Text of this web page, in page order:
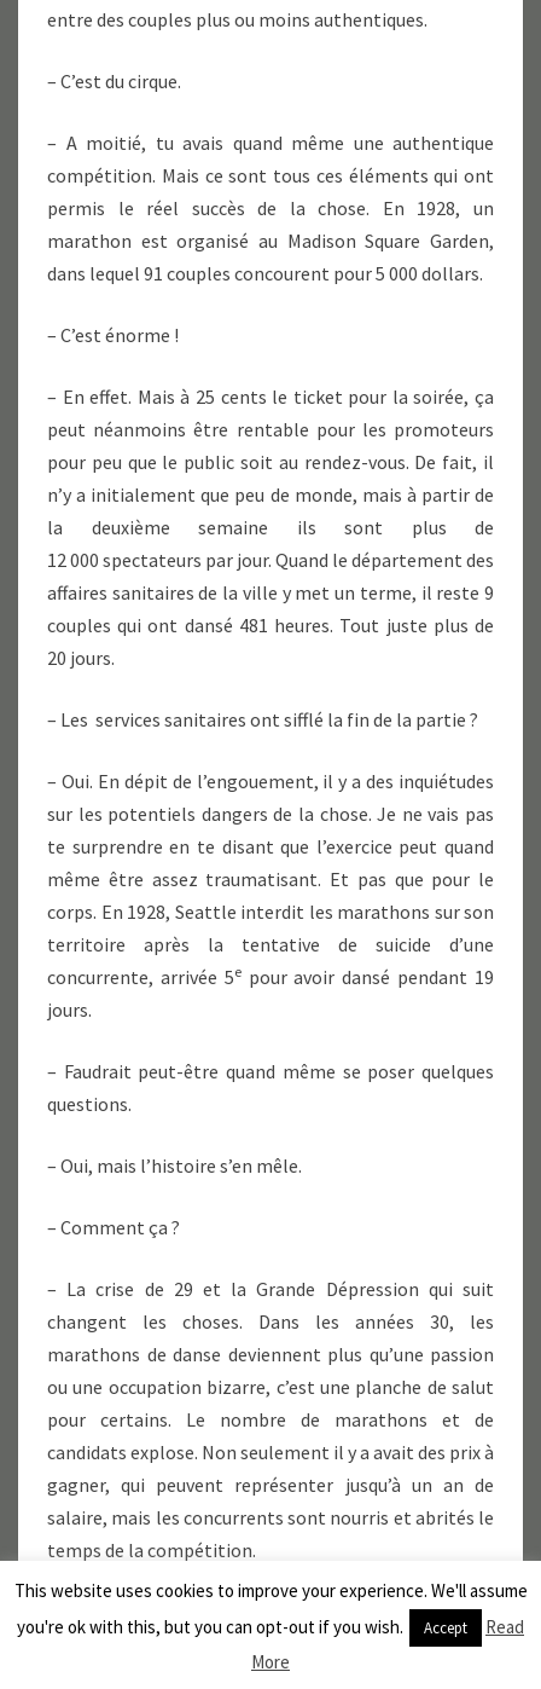
entre des couples plus ou moins authentiques.
– C’est du cirque.
– A moitié, tu avais quand même une authentique
compétition. Mais ce sont tous ces éléments qui ont
permis le réel succès de la chose. En 1928, un
marathon est organisé au Madison Square Garden,
dans lequel 91 couples concourent pour 5 000 dollars.
– C’est énorme !
– En effet. Mais à 25 cents le ticket pour la soirée, ça
peut néanmoins être rentable pour les promoteurs
pour peu que le public soit au rendez-vous. De fait, il
n’y a initialement que peu de monde, mais à partir de
la deuxième semaine ils sont plus de
12 000 spectateurs par jour. Quand le département des
affaires sanitaires de la ville y met un terme, il reste 9
couples qui ont dansé 481 heures. Tout juste plus de
20 jours.
– Les services sanitaires ont sifflé la fin de la partie ?
– Oui. En dépit de l’engouement, il y a des inquiétudes
sur les potentiels dangers de la chose. Je ne vais pas
te surprendre en te disant que l’exercice peut quand
même être assez traumatisant. Et pas que pour le
corps. En 1928, Seattle interdit les marathons sur son
territoire après la tentative de suicide d’une
concurrente, arrivée 5epour avoir dansé pendant 19
jours.
– Faudrait peut-être quand même se poser quelques
questions.
– Oui, mais l’histoire s’en mêle.
– Comment ça ?
– La crise de 29 et la Grande Dépression qui suit
changent les choses. Dans les années 30, les
marathons de danse deviennent plus qu’une passion
ou une occupation bizarre, c’est une planche de salut
pour certains. Le nombre de marathons et de
candidats explose. Non seulement il y a avait des prix à
gagner, qui peuvent représenter jusqu’à un an de
salaire, mais les concurrents sont nourris et abrités le
temps de la compétition.
– Et ça peut se chiffrer en semaines de gîte et de
This website uses cookies to improve your experience. We'll assume
you're ok with this, but you can opt-out if you wish.
Accept
Read
More